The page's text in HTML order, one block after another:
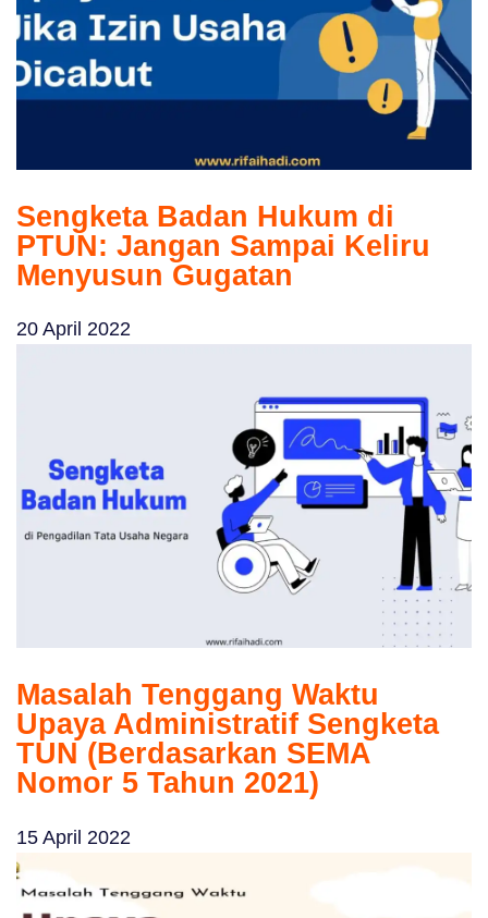
Sengketa Badan Hukum di
PTUN: Jangan Sampai Keliru
Menyusun Gugatan
20 April 2022
Masalah Tenggang Waktu
Upaya Administratif Sengketa
TUN (Berdasarkan SEMA
Nomor 5 Tahun 2021)
15 April 2022